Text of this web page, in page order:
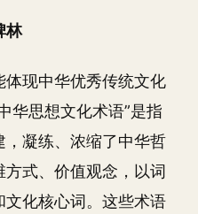
林
现中华优秀传统文化
华思想文化术语”是指
凝练、浓缩了中华哲
式、价值观念，以词
化核心词。这些术语